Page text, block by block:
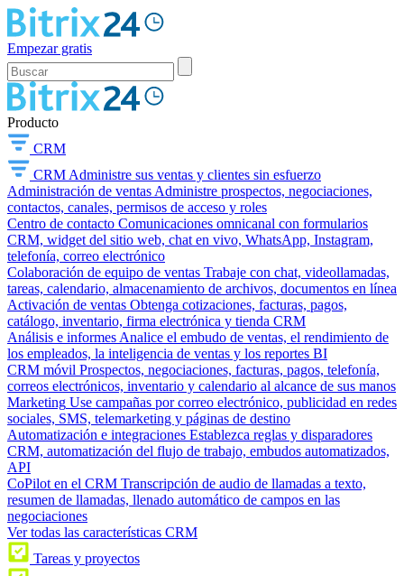
Empezar gratis
Producto
CRM
CRM Administre sus ventas y clientes sin esfuerzo
Administración de ventas Administre prospectos, negociaciones,
contactos, canales, permisos de acceso y roles
Centro de contacto Comunicaciones omnicanal con formularios
CRM, widget del sitio web, chat en vivo, WhatsApp, Instagram,
telefonía, correo electrónico
Colaboración de equipo de ventas Trabaje con chat, videollamadas,
tareas, calendario, almacenamiento de archivos, documentos en línea
Activación de ventas Obtenga cotizaciones, facturas, pagos,
catálogo, inventario, firma electrónica y tienda CRM
Análisis e informes Analice el embudo de ventas, el rendimiento de
los empleados, la inteligencia de ventas y los reportes BI
CRM móvil Prospectos, negociaciones, facturas, pagos, telefonía,
correos electrónicos, inventario y calendario al alcance de sus manos
Marketing Use campañas por correo electrónico, publicidad en redes
sociales, SMS, telemarketing y páginas de destino
Automatización e integraciones Establezca reglas y disparadores
CRM, automatización del flujo de trabajo, embudos automatizados,
API
CoPilot en el CRM Transcripción de audio de llamadas a texto,
resumen de llamadas, llenado automático de campos en las
negociaciones
Ver todas las características CRM
Tareas y proyectos